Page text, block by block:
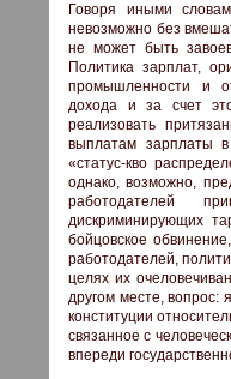
Говоря иными
невозможно без
не может быть
Политика зарплат,
промышленности и
дохода и за счет
реализовать
выплатам зарплаты
«статус-кво
однако, возможно,
работодателей
дискриминирующих
бойцовское
работодателей,
целях их
другом месте, вопрос:
конституции
связанное с
впереди